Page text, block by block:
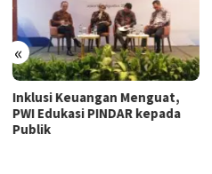
«
Inklusi Keuangan Menguat,
PWI Edukasi PINDAR kepada
Publik